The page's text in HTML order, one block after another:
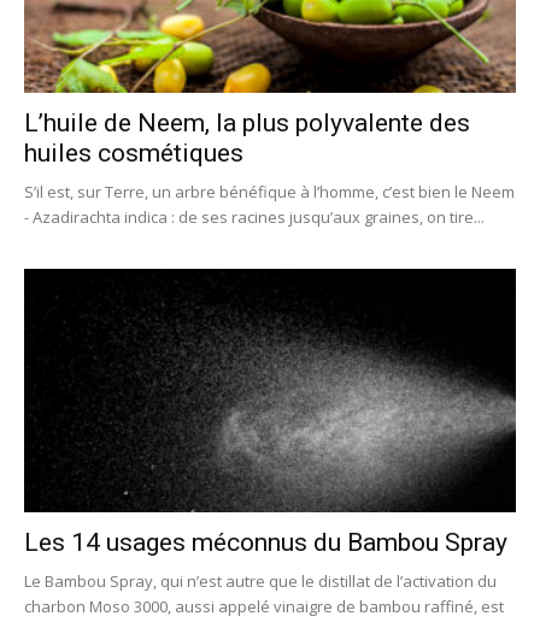
L’huile de Neem, la plus polyvalente des
huiles cosmétiques
S’il est, sur Terre, un arbre bénéfique à l’homme, c’est bien le Neem
- Azadirachta indica : de ses racines jusqu’aux graines, on tire...
Les 14 usages méconnus du Bambou Spray
Le Bambou Spray, qui n’est autre que le distillat de l’activation du
charbon Moso 3000, aussi appelé vinaigre de bambou raffiné, est